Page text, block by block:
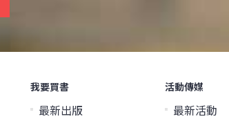
我要買書
最新出版
活動傳媒
最新活動